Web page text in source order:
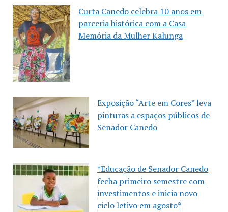
Curta Canedo celebra 10 anos em
parceria histórica com a Casa
Memória da Mulher Kalunga
Exposição “Arte em Cores” leva
pinturas a espaços públicos de
Senador Canedo
*Educação de Senador Canedo
fecha primeiro semestre com
investimentos e inicia novo
ciclo letivo em agosto*